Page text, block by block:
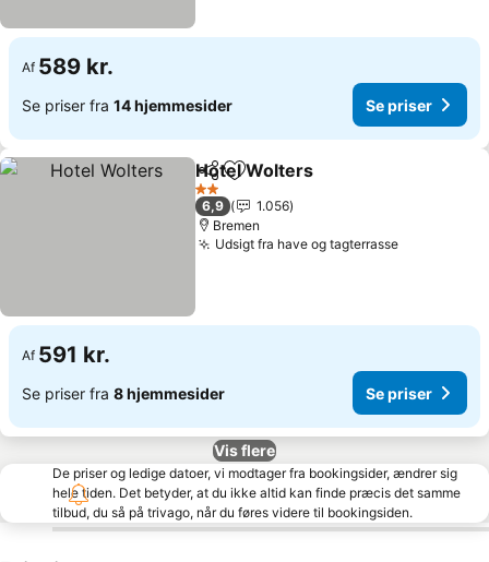
Af 589 kr.
Se priser fra 14 hjemmesider Se priser
Del Føj til favoritter
Hotel Wolters
2 Stjerner
6,9
1.056
Bremen
Udsigt fra have og tagterrasseSe priser
Af 591 kr.
Se priser fra 8 hjemmesider Se priser
Vis flere
De priser og ledige datoer, vi modtager fra bookingsider, ændrer sig
hele tiden. Det betyder, at du ikke altid kan finde præcis det samme
tilbud, du så på trivago, når du føres videre til bookingsiden.